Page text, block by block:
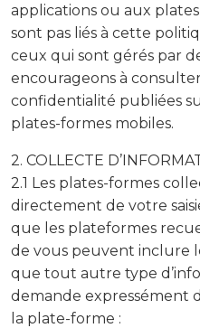
applications ou aux
sont pas liés à cette
ceux qui sont gérés par
encourageons à
confidentialité publiées
plates-formes mobiles.
2. COLLECTE
2.1 Les plates-formes
directement de votre
que les plateformes
de vous peuvent inclure
que tout autre type
demande expressément
la plate-forme :